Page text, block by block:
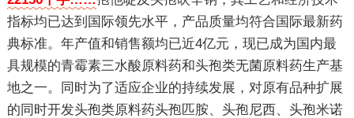
指标均已达到国际领先水平，产品质量均符合国际最新药
典标准。年产值和销售额均已近4亿元，现已成为国内最
具规模的青霉素三水酸原料药和头孢类无菌原料药生产基
地之一。同时为了适应企业的持续发展，对原有品种扩展
的同时开发头孢类原料药头孢匹胺、头孢尼西、头孢米诺